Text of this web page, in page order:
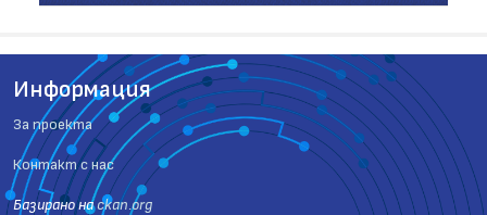
Информация
За проекта
Контакт с нас
Базиранo наckan.org